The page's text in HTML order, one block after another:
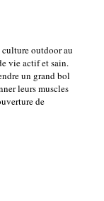
différent
je
Travailler sur les
qui
certains
5 jours. Ça veut
? Un pays
Encore
par des
nullement
outdoor au
vie actif et sain.
un grand bol
leurs muscles
de